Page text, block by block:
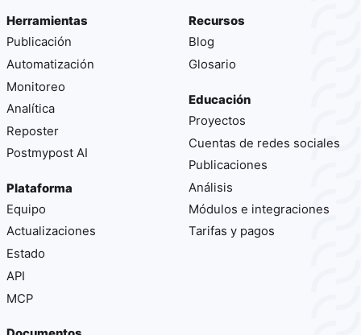
Herramientas
Publicación
Automatización
Monitoreo
Analítica
Reposter
Postmypost AI
Plataforma
Equipo
Actualizaciones
Estado
API
MCP
Recursos
Blog
Glosario
Educación
Proyectos
Cuentas de redes sociales
Publicaciones
Análisis
Módulos e integraciones
Tarifas y pagos